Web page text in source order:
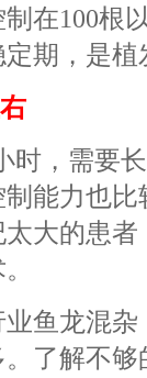
在100根
期，是
，需要长
能力也
大的患
鱼龙混杂
了解不